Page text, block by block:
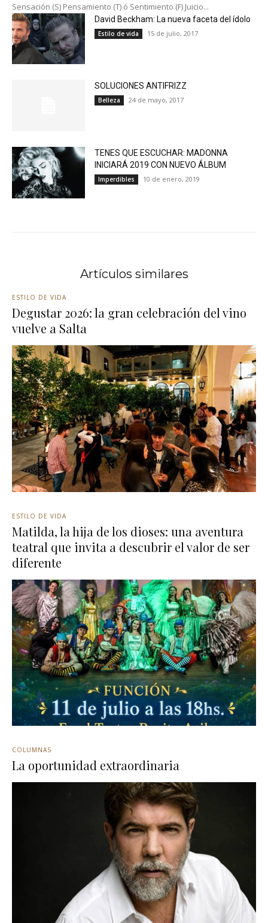
Sensación (S) Pensamiento (T) ó Sentimiento (F) Juicio...
David Beckham: La nueva faceta del ídolo
Estilo de vida 15 de julio, 2017
SOLUCIONES ANTIFRIZZ
Belleza 24 de mayo, 2017
TENES QUE ESCUCHAR: MADONNA
INICIARÁ 2019 CON NUEVO ÁLBUM
Imperdibles 10 de enero, 2019
Artículos similares
ESTILO DE VIDA
Degustar 2026: la gran celebración del vino
vuelve a Salta
ESTILO DE VIDA
Matilda, la hija de los dioses: una aventura
teatral que invita a descubrir el valor de ser
diferente
COLUMNAS
La oportunidad extraordinaria